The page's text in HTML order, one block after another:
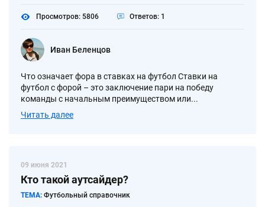
Просмотров: 5806 Ответов: 1
Иван Беленцов
Что означает фора в ставках на футбол Ставки на
футбол с форой – это заключение пари на победу
команды с начальным преимуществом или...
Читать далее
09 июня 2021
Кто такой аутсайдер?
ТЕМА: Футбольный справочник